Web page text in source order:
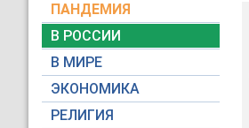
ПАНДЕМИЯ
В РОССИИ
В МИРЕ
ЭКОНОМИКА
РЕЛИГИЯ